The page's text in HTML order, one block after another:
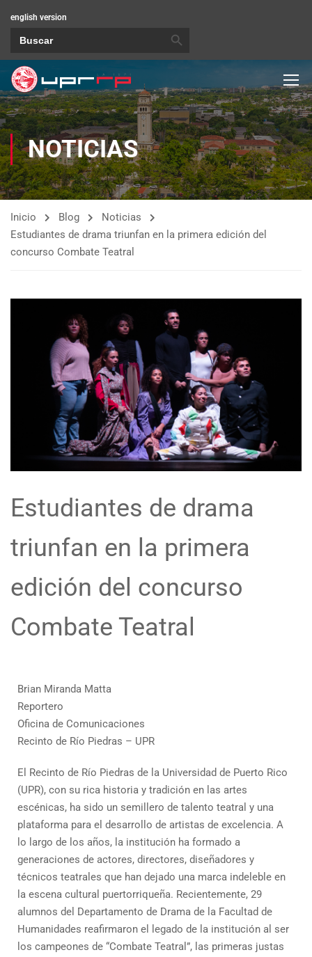
english version
NOTICIAS
Inicio Blog
Noticias
Estudiantes de drama triunfan en la primera edición del
concurso Combate Teatral
Estudiantes de drama
triunfan en la primera
edición del concurso
Combate Teatral
Brian Miranda Matta
Reportero
Oficina de Comunicaciones
Recinto de Río Piedras – UPR
El Recinto de Río Piedras de la Universidad de Puerto Rico
(UPR), con su rica historia y tradición en las artes
escénicas, ha sido un semillero de talento teatral y una
plataforma para el desarrollo de artistas de excelencia. A
lo largo de los años, la institución ha formado a
generaciones de actores, directores, diseñadores y
técnicos teatrales que han dejado una marca indeleble en
la escena cultural puertorriqueña. Recientemente, 29
alumnos del Departamento de Drama de la Facultad de
Humanidades reafirmaron el legado de la institución al ser
los campeones de “Combate Teatral”, las primeras justas